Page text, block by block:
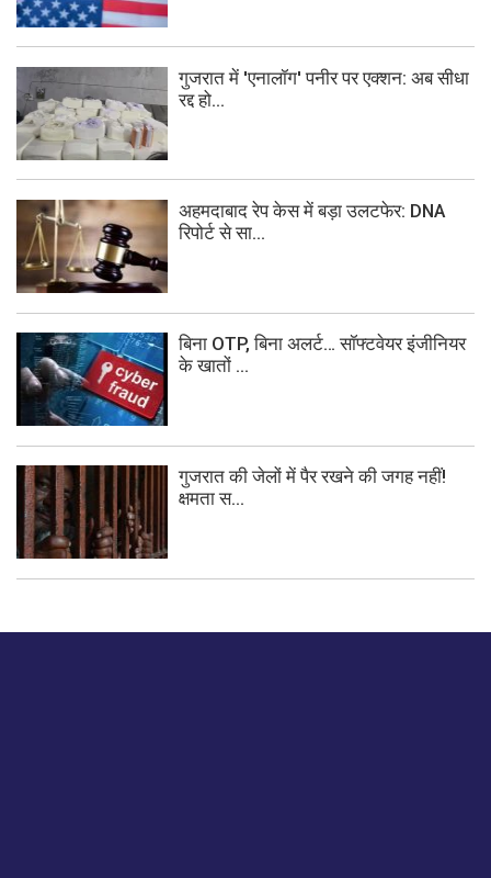
गुजरात में 'एनालॉग' पनीर पर एक्शन: अब सीधा
रद्द हो...
अहमदाबाद रेप केस में बड़ा उलटफेर: DNA
रिपोर्ट से सा...
बिना OTP, बिना अलर्ट… सॉफ्टवेयर इंजीनियर
के खातों ...
गुजरात की जेलों में पैर रखने की जगह नहीं!
क्षमता स...